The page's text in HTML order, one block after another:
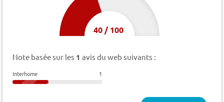
40/100
Note basée sur les 1 avis du web suivants :
Interhome 1